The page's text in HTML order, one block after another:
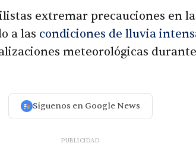
extremar precauciones en
a las condiciones de lluvia
meteorológicas
Síguenos en Google News
PUBLICIDAD